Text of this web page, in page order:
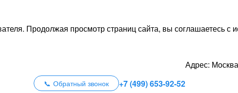
Продолжая просмотр страниц сайта, вы соглашаетесь с
Обратный звонок +7 (499) 653-92-52
Адрес: